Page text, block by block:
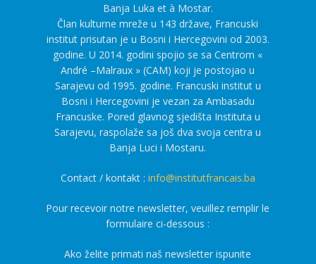
Banja Luka et à Mostar.
Član kulturne mreže u 143 države, Francuski
institut prisutan je u Bosni i Hercegovini od 2003.
godine. U 2014. godini spojio se sa Centrom «
André –Malraux » (CAM) koji je postojao u
Sarajevu od 1995. godine. Francuski institut u
Bosni i Hercegovini je vezan za Ambasadu
Francuske. Pored glavnog sjedišta Instituta u
Sarajevu, raspolaže sa još dva svoja centra u
Banja Luci i Mostaru.
Contact / kontakt : info@institutfrancais.ba
Pour recevoir notre newsletter, veuillez remplir le
formulaire ci-dessous :
Ako želite primati naš newsletter ispunite